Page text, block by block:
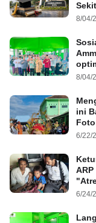
8/04/
8/04/
ini
6/22/
6/24/